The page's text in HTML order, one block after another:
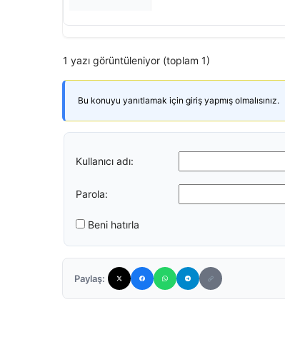
1 yazı görüntüleniyor (toplam 1)
Bu konuyu yanıtlamak için giriş yapmış olmalısınız.
Kullanıcı adı:
Parola:
Beni hatırla
Paylaş: